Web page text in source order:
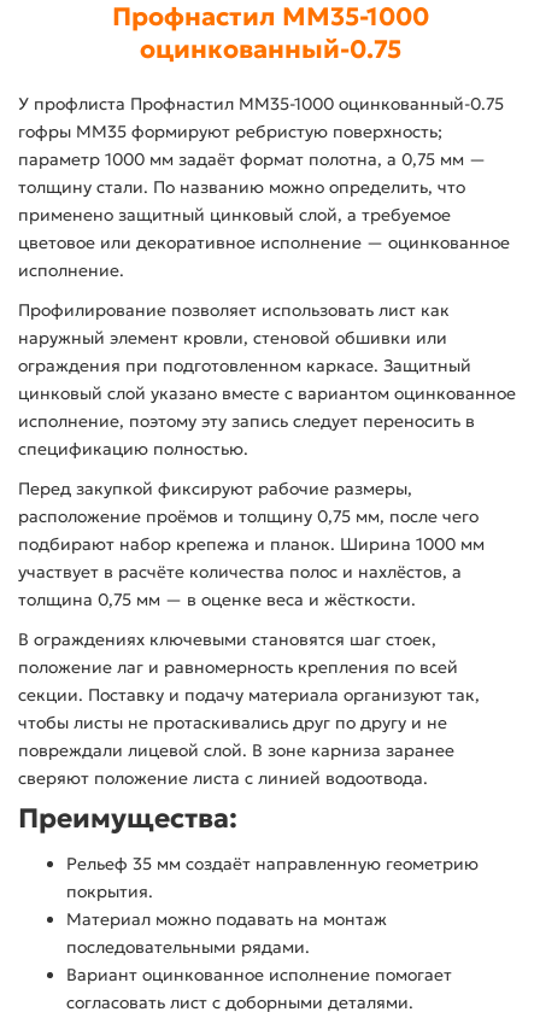
Профнастил ММ35-1000
оцинкованный-0.75
У профлиста Профнастил ММ35-1000 оцинкованный-0.75
гофры ММ35 формируют ребристую поверхность;
параметр 1000 мм задаёт формат полотна, а 0,75 мм —
толщину стали. По названию можно определить, что
применено защитный цинковый слой, а требуемое
цветовое или декоративное исполнение — оцинкованное
исполнение.
Профилирование позволяет использовать лист как
наружный элемент кровли, стеновой обшивки или
ограждения при подготовленном каркасе. Защитный
цинковый слой указано вместе с вариантом оцинкованное
исполнение, поэтому эту запись следует переносить в
спецификацию полностью.
Перед закупкой фиксируют рабочие размеры,
расположение проёмов и толщину 0,75 мм, после чего
подбирают набор крепежа и планок. Ширина 1000 мм
участвует в расчёте количества полос и нахлёстов, а
толщина 0,75 мм — в оценке веса и жёсткости.
В ограждениях ключевыми становятся шаг стоек,
положение лаг и равномерность крепления по всей
секции. Поставку и подачу материала организуют так,
чтобы листы не протаскивались друг по другу и не
повреждали лицевой слой. В зоне карниза заранее
сверяют положение листа с линией водоотвода.
Преимущества:
Рельеф 35 мм создаёт направленную геометрию
покрытия.
Материал можно подавать на монтаж
последовательными рядами.
Вариант оцинкованное исполнение помогает
согласовать лист с доборными деталями.